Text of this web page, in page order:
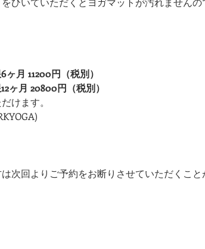
月 11200円（税別）
ヶ月 20800円（税別）
けます。
次回よりご予約をお断りさせていただくこ